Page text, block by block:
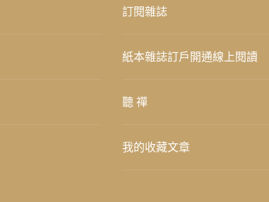
訂閱雜誌
紙本雜誌訂戶開通線上閱讀
聽 禪
我的收藏文章